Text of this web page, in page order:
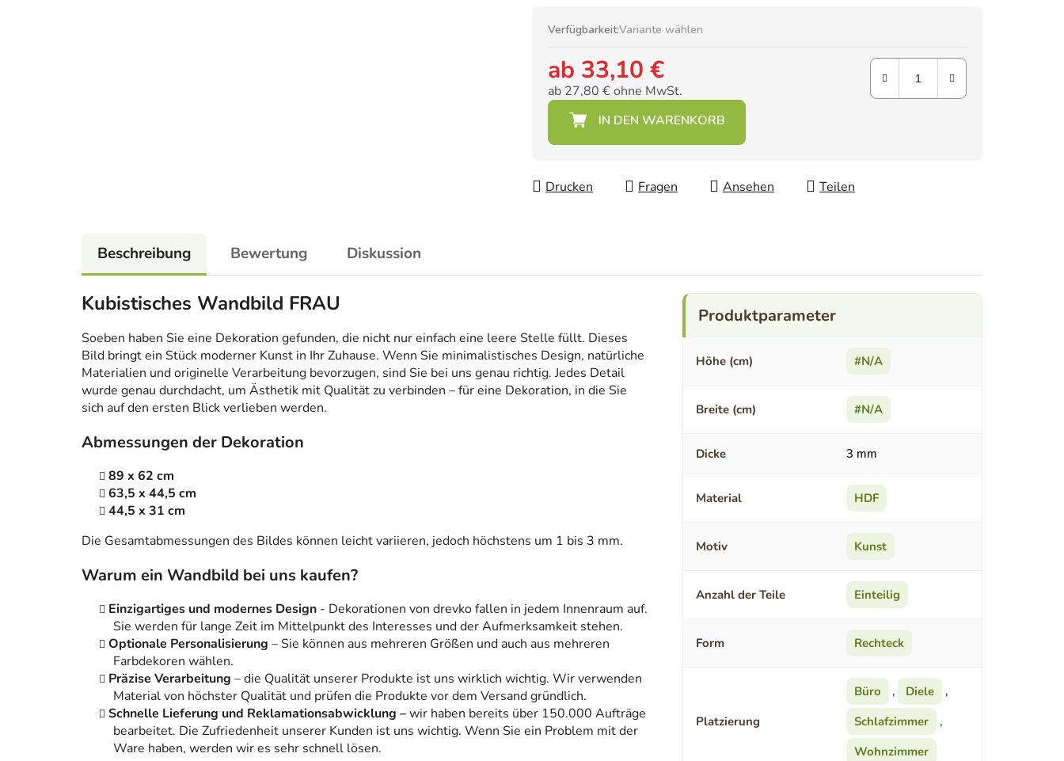
Verfügbarkeit:Variante wählen
ab 33,10 €
ab 27,80 €ohne MwSt.
Verkaufspreis:
Drucken Fragen Ansehen Teilen
Beschreibung Bewertung Diskussion
Kubistisches Wandbild FRAU
Soeben haben Sie eine Dekoration gefunden, die nicht nur einfach eine leere Stelle füllt. Dieses
Bild bringt ein Stück moderner Kunst in Ihr Zuhause. Wenn Sie minimalistisches Design, natürliche
Materialien und originelle Verarbeitung bevorzugen, sind Sie bei uns genau richtig. Jedes Detail
wurde genau durchdacht, um Ästhetik mit Qualität zu verbinden – für eine Dekoration, in die Sie
sich auf den ersten Blick verlieben werden.
Abmessungen der Dekoration
89 x 62 cm
63,5 x 44,5 cm
44,5 x 31 cm
Die Gesamtabmessungen des Bildes können leicht variieren, jedoch höchstens um 1 bis 3 mm.
Warum ein Wandbild bei uns kaufen?
Einzigartiges und modernes Design - Dekorationen von drevko fallen in jedem Innenraum auf.
Sie werden für lange Zeit im Mittelpunkt des Interesses und der Aufmerksamkeit stehen.
Optionale Personalisierung – Sie können aus mehreren Größen und auch aus mehreren
Farbdekoren wählen.
Präzise Verarbeitung – die Qualität unserer Produkte ist uns wirklich wichtig. Wir verwenden
Material von höchster Qualität und prüfen die Produkte vor dem Versand gründlich.
Schnelle Lieferung und Reklamationsabwicklung –wir haben bereits über 150.000 Aufträge
bearbeitet. Die Zufriedenheit unserer Kunden ist uns wichtig. Wenn Sie ein Problem mit der
Ware haben, werden wir es sehr schnell lösen.
Höhe (cm) #N/A
Breite (cm) #N/A
Dicke 3 mm
Material HDF
Motiv Kunst
Anzahl der Teile Einteilig
Form Rechteck
Platzierung
Büro , Diele
,
Schlafzimmer
,
Wohnzimmer